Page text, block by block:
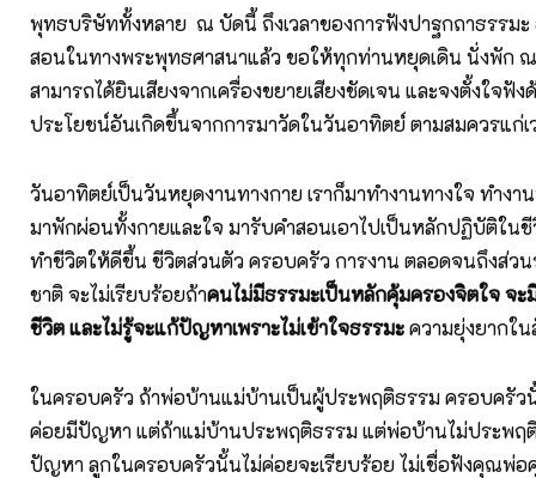
พุทธบริษัททั้งหลาย ณ บัดนี้ ถึงเวลาของการฟังปาฐกถาธรรมะ
สอนในทางพระพุทธศาสนาแล้ว ขอให้ทุกท่านหยุดเดิน นั่งพัก
สามารถได้ยินเสียงจากเครื่องขยายเสียงชัดเจน และจงตั้งใจฟัง
ประโยชน์อันเกิดขึ้นจากการมาวัดในวันอาทิตย์ ตามสมควรแก่เ
วันอาทิตย์เป็นวันหยุดงานทางกาย เราก็มาทำงานทางใจ ทำงา
มาพักผ่อนทั้งกายและใจ มารับคำสอนเอาไปเป็นหลักปฏิบัติใน
ทำชีวิตให้ดีขึ้น ชีวิตส่วนตัว ครอบครัว การงาน ตลอดจนถึงส่วน
ชาติ จะไม่เรียบร้อยถ้าคนไม่มีธรรมะเป็นหลักคุ้มครองจิตใจ จ
ชีวิต และไม่รู้จะแก้ปัญหาเพราะไม่เข้าใจธรรมะความยุ่งยากใ
ในครอบครัว ถ้าพ่อบ้านแม่บ้านเป็นผู้ประพฤติธรรม ครอบครัว
ค่อยมีปัญหา แต่ถ้าแม่บ้านประพฤติธรรม แต่พ่อบ้านไม่ประพฤ
ปัญหา ลูกในครอบครัวนั้นไม่ค่อยจะเรียบร้อย ไม่เชื่อฟังคุณพ่อ